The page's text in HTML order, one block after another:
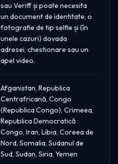
sau Veriff și poate necesita
un document de identitate, o
fotografie de tip selfie și (în
unele cazuri) dovada
adresei, chestionare sau un
apel video.
Afganistan, Republica
Centrafricană, Congo
(Republica Congo), Crimeea,
Republica Democratică
Congo, Iran, Libia, Coreea de
Nord, Somalia, Sudanul de
Sud, Sudan, Siria, Yemen